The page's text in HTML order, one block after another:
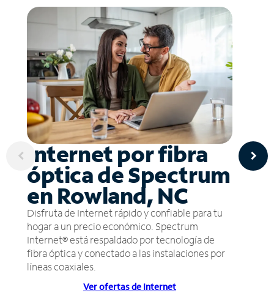
Internet por fibra
óptica de Spectrum
en Rowland, NC
Disfruta de Internet rápido y confiable para tu
hogar a un precio económico. Spectrum
Internet® está respaldado por tecnología de
fibra óptica y conectado a las instalaciones por
líneas coaxiales.
Ver ofertas de Internet